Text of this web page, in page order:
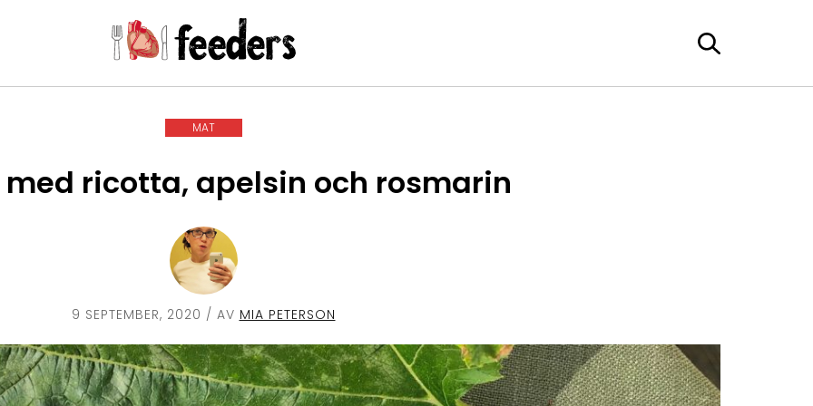
MAT
med ricotta, apelsin och rosmarin
9 SEPTEMBER, 2020 / AV MIA PETERSON